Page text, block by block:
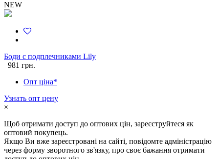
NEW
Боди с подплечниками Lily
981 грн.
Опт ціна*
Узнать опт цену
×
Щоб отримати доступ до оптових цін, зареєструйтеся як
оптовий покупець.
Якщо Ви вже зареєстровані на сайті, повідомте адміністрацію
через форму зворотного зв'язку, про своє бажання отримати